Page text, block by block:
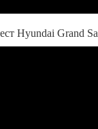
Hyundai Grand